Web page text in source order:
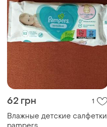
62 грн 1
Влажные детские салфетки